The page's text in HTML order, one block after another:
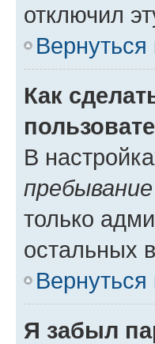
отключил
Вернуться
Как
В
только
остальных
Вернуться
Я забыл